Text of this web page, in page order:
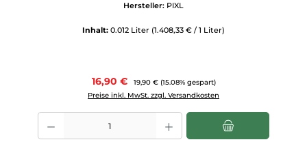
Hersteller: PIXL
Inhalt: 0.012 Liter (1.408,33 € / 1 Liter)
Verkaufspreis:
16,90 € Regulärer Preis:
19,90 € (15.08% gespart)
Preise inkl. MwSt. zzgl. Versandkosten
Produkt Anzahl: Gib den gewünschten Wert ein oder benutze die